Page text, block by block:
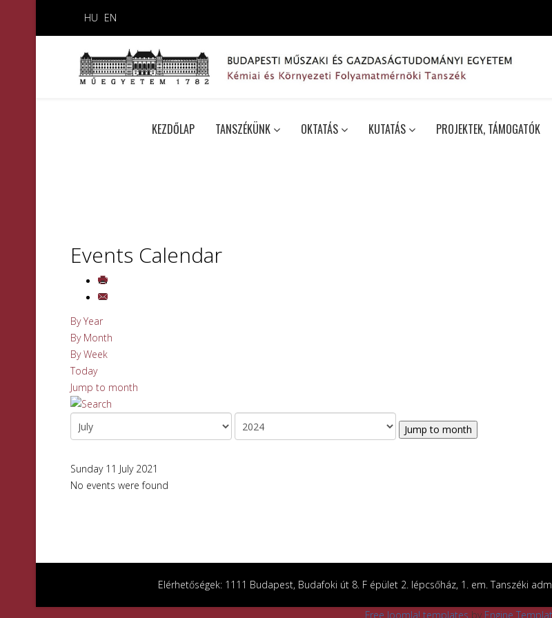
HU EN
KEZDŐLAP TANSZÉKÜNK OKTATÁS KUTATÁS PROJEKTEK, TÁMOGATÓK
Events Calendar
By Year
By Month
By Week
Today
Jump to month
Jump to month
Sunday 11 July 2021
No events were found
Elérhetőségek: 1111 Budapest, Budafoki út 8. F épület 2. lépcsőház, 1. em. Tanszéki
Free Joomla! templates by Engine